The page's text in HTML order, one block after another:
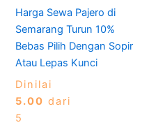
Harga Sewa Pajero di
Semarang Turun 10%
Bebas Pilih Dengan Sopir
Atau Lepas Kunci
Dinilai
5.00 dari
5